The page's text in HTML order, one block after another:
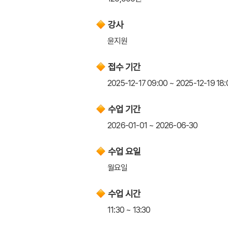
강사
윤지원
접수 기간
2025-12-17 09:00 ~ 2025-12-19
수업 기간
2026-01-01 ~ 2026-06-30
수업 요일
월요일
수업 시간
11:30 ~ 13:30